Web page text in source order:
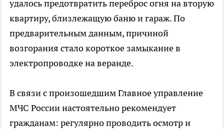
удалось предотвратить переброс огня на вторую
квартиру, близлежащую баню и гараж. По
предварительным данным, причиной
возгорания стало короткое замыкание в
электропроводке на веранде.
В связи с произошедшим Главное управление
МЧС России настоятельно рекомендует
гражданам: регулярно проводить осмотр и